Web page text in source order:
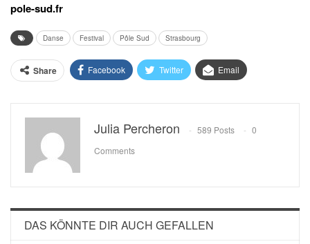
pole-sud.fr
Danse Festival Pôle Sud Strasbourg
Share Facebook Twitter Email
Julia Percheron 589 Posts
0
Comments
DAS KÖNNTE DIR AUCH GEFALLEN